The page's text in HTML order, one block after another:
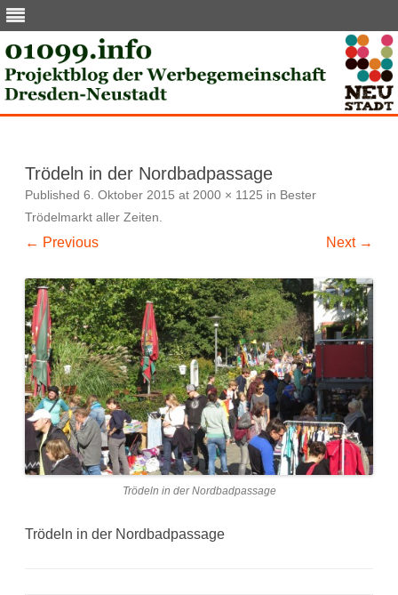
Trödeln in der Nordbadpassage
Published 6. Oktober 2015 at 2000 × 1125 in Bester
Trödelmarkt aller Zeiten.
← Previous Next →
Trödeln in der Nordbadpassage
Trödeln in der Nordbadpassage